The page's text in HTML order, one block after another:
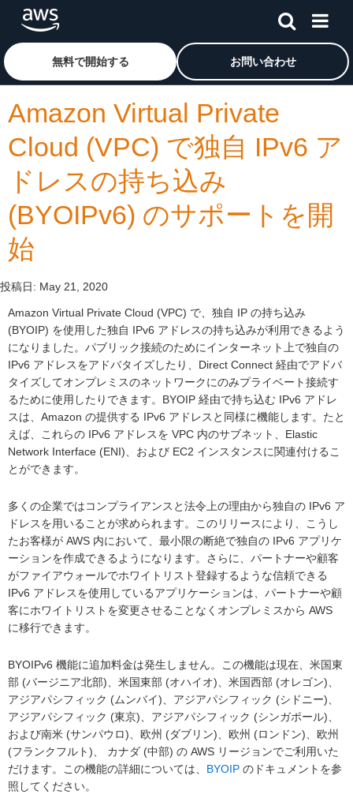
メインコンテンツに移動
アマゾン ウェブ サービスのホームページに戻るには、こ
無料で開始する お問い合わせ
Amazon Virtual Private
Cloud (VPC) で独自 IPv6 ア
ドレスの持ち込み
(BYOIPv6) のサポートを開
始
投稿日: May 21, 2020
Amazon Virtual Private Cloud (VPC) で、独自 IP の持ち込み
(BYOIP) を使用した独自 IPv6 アドレスの持ち込みが利用できるよう
になりました。パブリック接続のためにインターネット上で独自の
IPv6 アドレスをアドバタイズしたり、Direct Connect 経由でアドバ
タイズしてオンプレミスのネットワークにのみプライベート接続す
るために使用したりできます。BYOIP 経由で持ち込む IPv6 アドレ
スは、Amazon の提供する IPv6 アドレスと同様に機能します。たと
えば、これらの IPv6 アドレスを VPC 内のサブネット、Elastic
Network Interface (ENI)、および EC2 インスタンスに関連付けるこ
とができます。
多くの企業ではコンプライアンスと法令上の理由から独自の IPv6 ア
ドレスを用いることが求められます。このリリースにより、こうし
たお客様が AWS 内において、最小限の断絶で独自の IPv6 アプリケ
ーションを作成できるようになります。さらに、パートナーや顧客
がファイアウォールでホワイトリスト登録するような信頼できる
IPv6 アドレスを使用しているアプリケーションは、パートナーや顧
客にホワイトリストを変更させることなくオンプレミスから AWS
に移行できます。
BYOIPv6 機能に追加料金は発生しません。この機能は現在、米国東
部 (バージニア北部)、米国東部 (オハイオ)、米国西部 (オレゴン)、
アジアパシフィック (ムンバイ)、アジアパシフィック (シドニー)、
アジアパシフィック (東京)、アジアパシフィック (シンガポール)、
および南米 (サンパウロ)、欧州 (ダブリン)、欧州 (ロンドン)、欧州
(フランクフルト)、 カナダ (中部) の AWS リージョンでご利用いた
だけます。この機能の詳細については、 BYOIP のドキュメントを参
照してください。